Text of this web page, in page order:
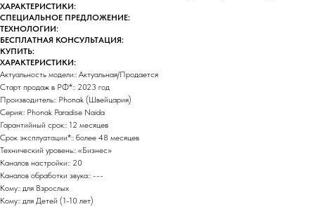
ХАРАКТЕРИСТИКИ:
СПЕЦИАЛЬНОЕ ПРЕДЛОЖЕНИЕ:
ТЕХНОЛОГИИ:
БЕСПЛАТНАЯ КОНСУЛЬТАЦИЯ:
КУПИТЬ:
ХАРАКТЕРИСТИКИ:
Актуальность модели:: Актуальная/Продается
Старт продаж в РФ*:: 2023 год
Производитель:: Phonak (Швейцария)
Серия:: Phonak Paradise Naida
Гарантийный срок:: 12 месяцев
Срок эксплуатации*:: более 48 месяцев
Технический уровень:: «Бизнес»
Каналов настройки:: 20
Каналов обработки звука:: ---
Кому:: для Взрослых
Кому:: для Детей (1-10 лет)